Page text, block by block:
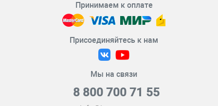
Принимаем к оплате
Присоединяйтесь к нам
Мы на связи
8 800 700 71 55